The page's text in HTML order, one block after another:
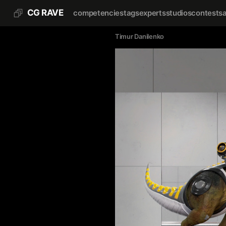
CG RAVE competenciestagsexpertsstudioscontests
Timur Danilenko